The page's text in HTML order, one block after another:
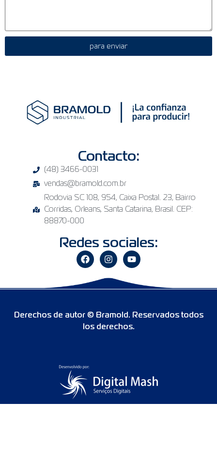
para enviar
Contacto:
(48) 3466-0031
vendas@bramold.com.br
Rodovia SC 108, 954, Caixa Postal. 23, Bairro
Corridas, Orleans, Santa Catarina, Brasil. CEP:
88870-000
Redes sociales:
Derechos de autor © Bramold. Reservados todos
los derechos.